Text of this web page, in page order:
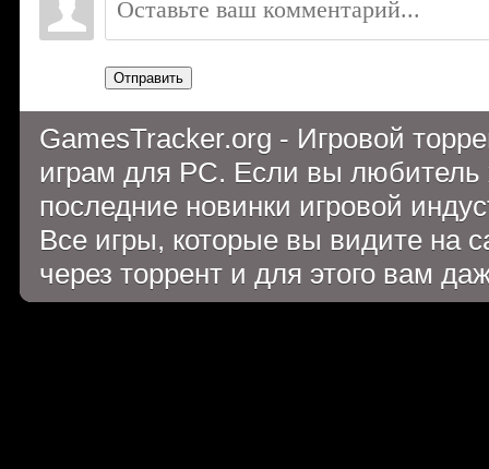
Отправить
GamesTracker.org - Игровой
играм для PC. Если вы
последние новинки игровой
Все игры, которые вы видите на
через торрент и для этого вам